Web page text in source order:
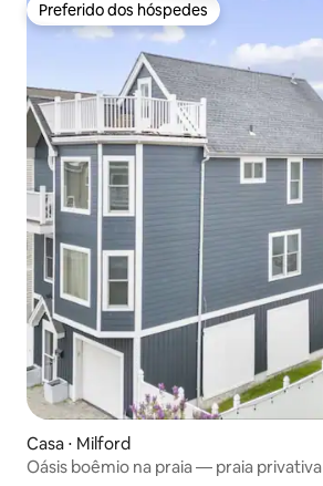
Preferido dos hóspedes
Preferido dos hóspedes
Casa ⋅ Milford
Oásis boêmio na praia — praia privativa